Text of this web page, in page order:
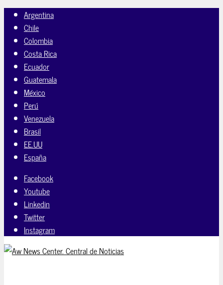
Argentina
Chile
Colombia
Costa Rica
Ecuador
Guatemala
México
Perú
Venezuela
Brasil
EE.UU
España
Facebook
Youtube
Linkedin
Twitter
Instagram